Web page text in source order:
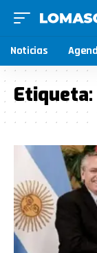
Noticias
Etiqueta: